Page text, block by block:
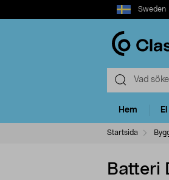
Select
market
Sweden
Hem El
Startsida
Batteri